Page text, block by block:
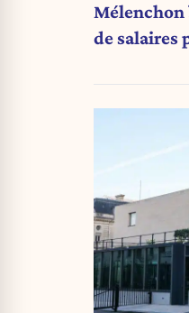
Mélenchon
de salaires